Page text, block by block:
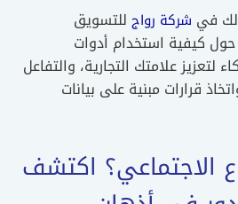
في شركة رواج للتسويق
حول كيفية استخدام أدوات
لتعزيز علامتك التجارية، والتفاعل
قرارات مبنية على بيانات
الاجتماعي؟ اكتشف